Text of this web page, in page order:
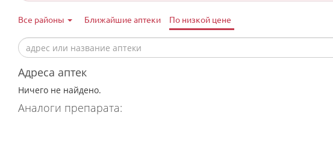
Все районы Ближайшие аптеки По низкой цене
Адреса аптек
Ничего не найдено.
Аналоги препарата: